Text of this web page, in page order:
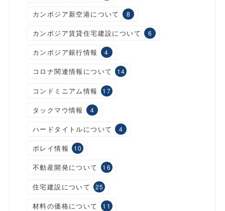
カンボジア新空港について 8
カンボジア賃貸住宅建設について 6
カンボジア銀行情報 4
コロナ関連情報について 14
コンドミニアム情報 17
タックマウ情報 4
ハードタイトルについて 4
ボレイ情報 10
不動産開発について 16
住宅建設について 25
材料の価格について 11